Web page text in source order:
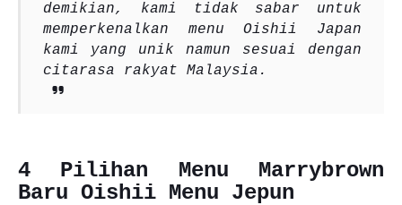
demikian, kami tidak sabar untuk
memperkenalkan menu Oishii Japan
kami yang unik namun sesuai dengan
citarasa rakyat Malaysia.
4 Pilihan Menu Marrybrown
Baru Oishii Menu Jepun